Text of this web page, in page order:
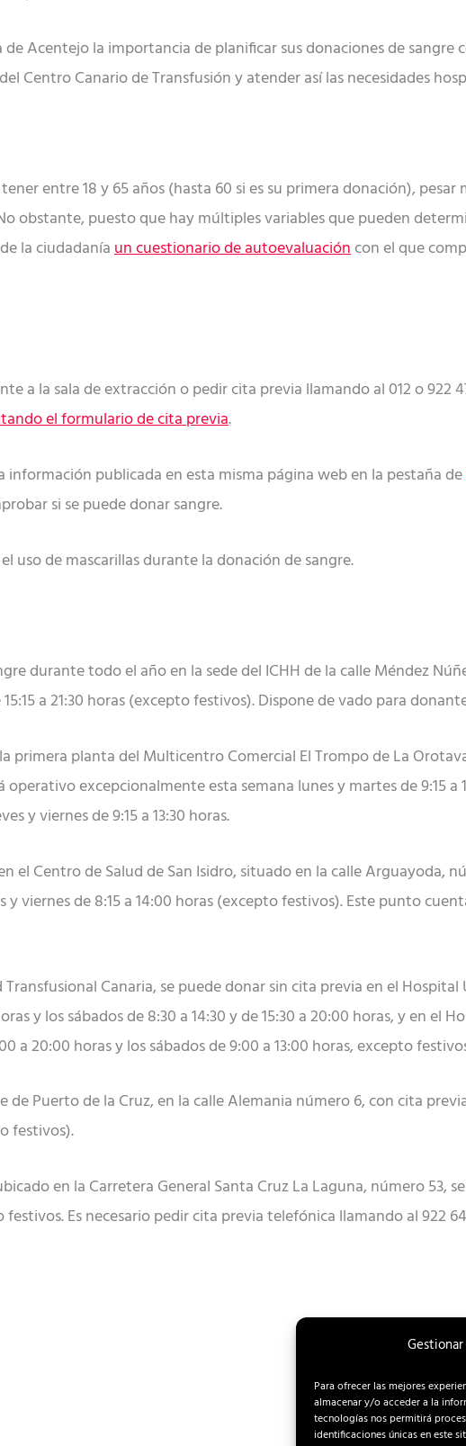
Para ofrecer las mejores
almacenar y/o acceder a la
tecnologías nos permitirá
identificaciones únicas en este
Acentejo la importancia de planificar sus donaciones de sangre
Centro Canario de Transfusión y atender así las necesidades
entre 18 y 65 años (hasta 60 si es su primera donación), pesar
obstante, puesto que hay múltiples variables que pueden
la ciudadaníaun cuestionario de autoevaluacióncon el que
a la sala de extracción o pedir cita previa llamando al 012 o 922
el formulario de cita previa.
publicada en esta misma página web en la pestaña de
si se puede donar sangre.
uso de mascarillas durante la donación de sangre.
durante todo el año en la sede del ICHH de la calle Méndez
a 21:30 horas (excepto festivos). Dispone de vado para
primera planta del Multicentro Comercial El Trompo de La
excepcionalmente esta semana lunes y martes de 9:15 a
y viernes de 9:15 a 13:30 horas.
el Centro de Salud de San Isidro, situado en la calle Arguayoda,
y viernes de 8:15 a 14:00 horas (excepto festivos). Este punto
Canaria, se puede donar sin cita previa en el
y los sábados de 8:30 a 14:30 y de 15:30 a 20:00 horas, y en el
a 20:00 horas y los sábados de 9:00 a 13:00 horas, excepto
Puerto de la Cruz, en la calle Alemania número 6, con cita
festivos).
en la Carretera General Santa Cruz La Laguna, número 53,
festivos. Es necesario pedir cita previa telefónica llamando al 922